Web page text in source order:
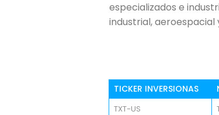
especializados e
industrial,
TICKER INVERSIONAS
TXT-US